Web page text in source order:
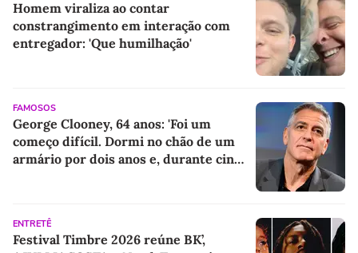
Homem viraliza ao contar
constrangimento em interação com
entregador: 'Que humilhação'
FAMOSOS
George Clooney, 64 anos: 'Foi um
começo difícil. Dormi no chão de um
armário por dois anos e, durante cinco
ENTRETÊ
Festival Timbre 2026 reúne BK’,